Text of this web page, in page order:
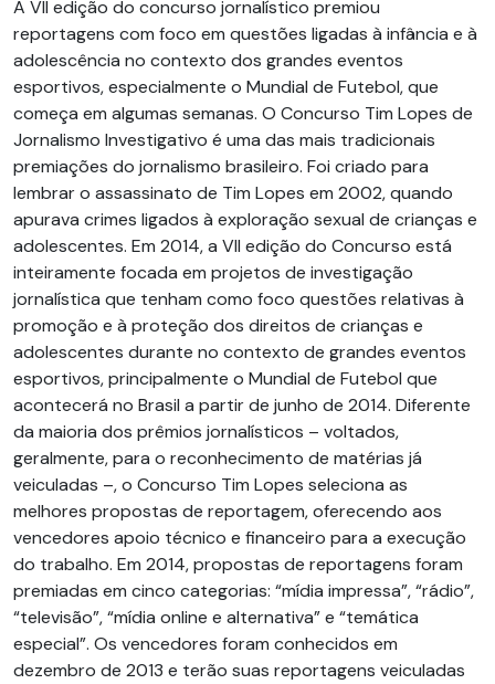
A VII edição do concurso jornalístico premiou
reportagens com foco em questões ligadas à infância e à
adolescência no contexto dos grandes eventos
esportivos, especialmente o Mundial de Futebol, que
começa em algumas semanas. O Concurso Tim Lopes de
Jornalismo Investigativo é uma das mais tradicionais
premiações do jornalismo brasileiro. Foi criado para
lembrar o assassinato de Tim Lopes em 2002, quando
apurava crimes ligados à exploração sexual de crianças e
adolescentes. Em 2014, a VII edição do Concurso está
inteiramente focada em projetos de investigação
jornalística que tenham como foco questões relativas à
promoção e à proteção dos direitos de crianças e
adolescentes durante no contexto de grandes eventos
esportivos, principalmente o Mundial de Futebol que
acontecerá no Brasil a partir de junho de 2014. Diferente
da maioria dos prêmios jornalísticos – voltados,
geralmente, para o reconhecimento de matérias já
veiculadas –, o Concurso Tim Lopes seleciona as
melhores propostas de reportagem, oferecendo aos
vencedores apoio técnico e financeiro para a execução
do trabalho. Em 2014, propostas de reportagens foram
premiadas em cinco categorias: “mídia impressa”, “rádio”,
“televisão”, “mídia online e alternativa” e “temática
especial”. Os vencedores foram conhecidos em
dezembro de 2013 e terão suas reportagens veiculadas